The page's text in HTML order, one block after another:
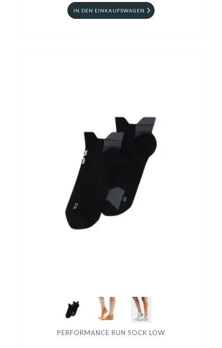
IN DEN EINKAUFSWAGEN
PERFORMANCE RUN SOCK LOW